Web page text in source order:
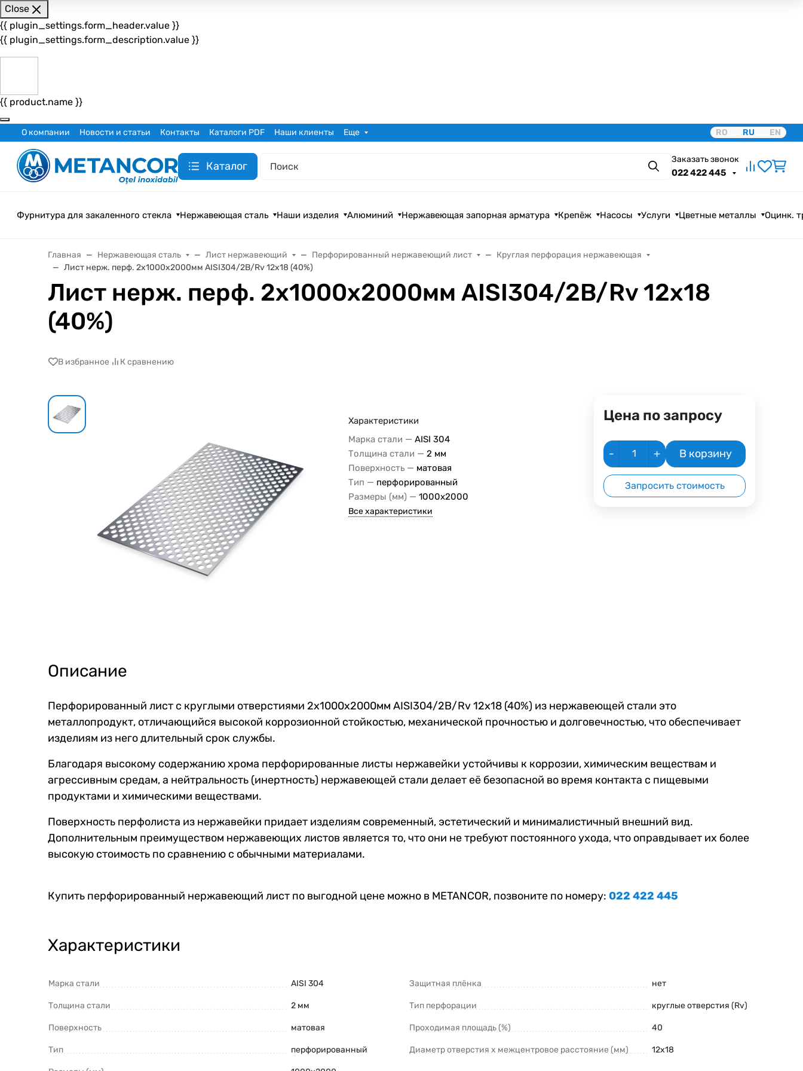
Close
{{ plugin_settings.form_header.value }}
{{ plugin_settings.form_description.value }}
{{ product.name }}
О компании Новости и статьи Контакты Каталоги PDF Наши клиенты Еще RO RU EN
Каталог Поиск
Заказать звонок
022 422 445
Фурнитура для закаленного стекла Нержавеющая сталь Наши изделия Алюминий Нержавеющая запорная арматура Крепёж Насосы Услуги Цветные металлы Оцинк.
Главная Нержавеющая сталь Лист нержавеющий Перфорированный нержавеющий лист
Круглая перфорация нержавеющая
Лист нерж. перф. 2х1000х2000мм AISI304/2B/Rv 12х18 (40%)
Лист нерж. перф. 2х1000х2000мм AISI304/2B/Rv 12х18
(40%)
В избранное К сравнению
Характеристики
Марка стали — AISI 304
Толщина стали — 2 мм
Поверхность — матовая
Тип — перфорированный
Размеры (мм) — 1000х2000
Все характеристики
Цена по запросу
- + В корзину
Запросить стоимость
Описание
Перфорированный лист c круглыми отверстиями 2х1000х2000мм AISI304/2B/Rv 12х18 (40%) из нержавеющей стали это
металлопродукт, отличающийся высокой коррозионной стойкостью, механической прочностью и долговечностью, что обеспечивает
изделиям из него длительный срок службы.
Благодаря высокому содержанию хрома перфорированные листы нержавейки устойчивы к коррозии, химическим веществам и
агрессивным средам, а нейтральность (инертность) нержавеющей стали делает её безопасной во время контакта с пищевыми
продуктами и химическими веществами.
Поверхность перфолиста из нержавейки придает изделиям современный, эстетический и минималистичный внешний вид.
Дополнительным преимуществом нержавеющих листов является то, что они не требуют постоянного ухода, что оправдывает их более
высокую стоимость по сравнению с обычными материалами.
Купить перфорированный нержавеющий лист по выгодной цене можно в METANCOR, позвоните по номеру: 022 422 445
Характеристики
Марка стали AISI 304
Толщина стали 2 мм
Поверхность матовая
Тип перфорированный
Защитная плёнка нет
Тип перфорации круглые отверстия (Rv)
Проходимая площадь (%) 40
Диаметр отверстия х межцентровое расстояние (мм) 12х18